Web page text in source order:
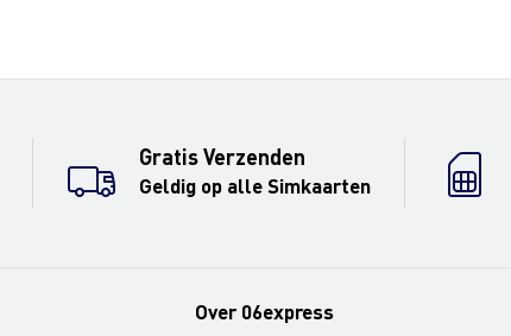
Gratis Verzenden
Geldig op alle Simkaarten
Over 06express